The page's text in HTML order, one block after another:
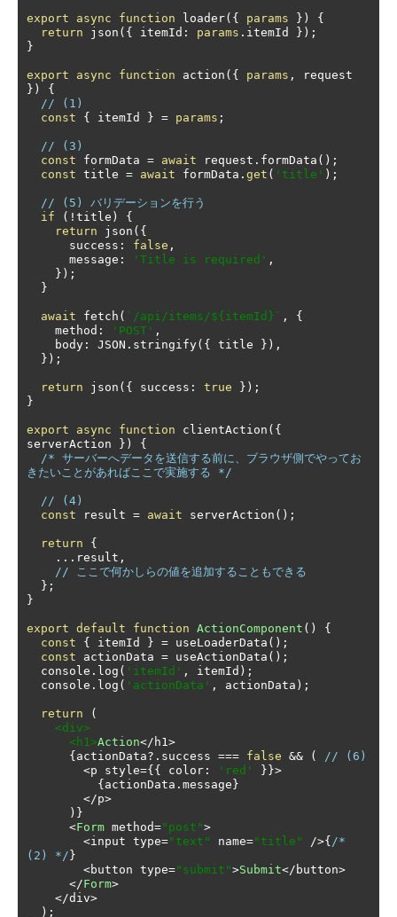
export async function loader({ params })
{
return json ({ itemId : params . itemId
});
}
export async function action ({ params ,
})
{
// (1)
const
{ itemId } = params ;
// (3)
const formData = await request . formData ();
const title = await formData . get ( 'title' );
// (5) バリデーションを行う
if
(! title )
{
return json ({
      success
: false ,
      message
: 'Title is required' ,
});
}
await fetch ( `/api/items/${itemId}` ,
{
    method
: 'POST' ,
    body
: JSON . stringify({ title
}),
});
return json ({ success : true
});
}
export async function clientAction ({
serverAction
})
{
/* サーバーへデータを送信する前に、ブラウザ側でやってお
きたいことがあればここで実施する */
// (4)
const result = await serverAction ();
return
{
... result ,
// ここで何かしらの値を追加することもできる
};
}
export default function ActionComponent ()
{
const
{ itemId } = useLoaderData ();
const actionData = useActionData ();
  console
. log ( 'itemId' , itemId );
  console
. log ( 'actionData' , actionData );
return
(
<div>
<h1>Action</ h1>
{ actionData?. success === false && (
// (6)
<p style={{ color : 'red'
}}>
{ actionData . message }
</p>
)}
<Form method="post">
<input type="text" name="title" />{ /*
(2) */ }
<button type="submit">Submit</ button>
</Form>
</div>
);